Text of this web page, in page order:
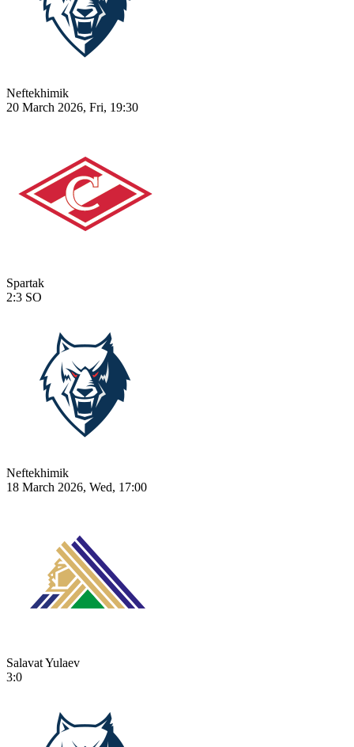
Neftekhimik
20 March 2026, Fri, 19:30
Spartak
2:3 SO
Neftekhimik
18 March 2026, Wed, 17:00
Salavat Yulaev
3:0